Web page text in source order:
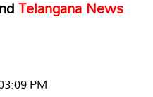
Telangana News
PM